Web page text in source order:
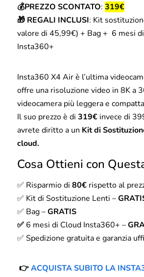
💰PREZZO SCONTATO: 319€
🎁 REGALI INCLUSI: Kit
valore di 45,99€) + Bag + 6 mesi
Insta360+
Insta360 X4 Air è l’ultima
offre una risoluzione video in 8K a
videocamera più leggera e
Il suo prezzo è di 319€ invece di
avrete diritto a un Kit di
cloud.
Cosa Ottieni con
✅ Risparmio di 80€ rispetto al
✅ Kit di Sostituzione Lenti –
✅ Bag –GRATIS
✅ 6 mesi di Cloud Insta360+ –
✅ Spedizione gratuita e garanzia
👉ACQUISTA SUBITO LA